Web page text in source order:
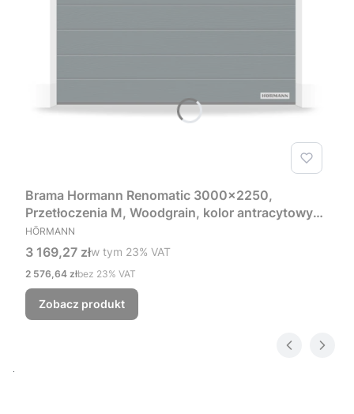
Brama Hormann Renomatic 3000x2250,
Przetłoczenia M, Woodgrain, kolor antracytowy
RAL 7016 + Prowadzenie Z
PRODUCENT
HÖRMANN
Cena brutto
3 169,27 złw tym %s VAT
w tym 23% VAT
Cena netto
2 576,64 złbez 23% VAT
Zobacz produkt